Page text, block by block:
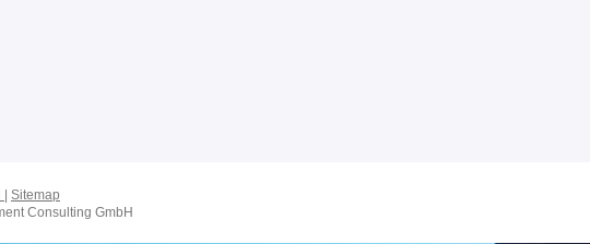
| Sitemap
Consulting GmbH